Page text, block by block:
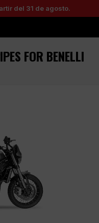
del 31 de agosto.
FOR BENELLI